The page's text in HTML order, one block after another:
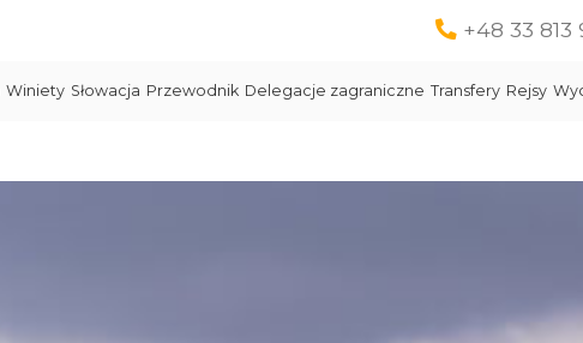
+48 33 813
Winiety Słowacja Przewodnik Delegacje zagraniczne Transfery Rejsy